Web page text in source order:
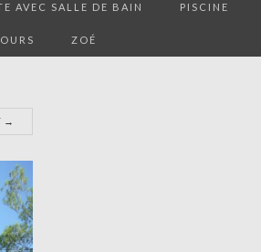
AVEC SALLE DE BAIN PISCINE
ZOÉ
→